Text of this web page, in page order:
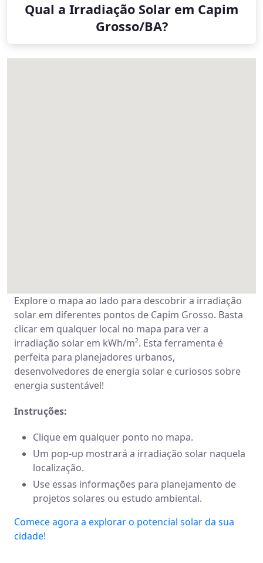
Qual a Irradiação Solar em Capim
Grosso/BA?
Explore o mapa ao lado para descobrir a irradiação
solar em diferentes pontos de Capim Grosso. Basta
clicar em qualquer local no mapa para ver a
irradiação solar em kWh/m². Esta ferramenta é
perfeita para planejadores urbanos,
desenvolvedores de energia solar e curiosos sobre
energia sustentável!
Instruções:
Clique em qualquer ponto no mapa.
Um pop-up mostrará a irradiação solar naquela
localização.
Use essas informações para planejamento de
projetos solares ou estudo ambiental.
Comece agora a explorar o potencial solar da sua
cidade!